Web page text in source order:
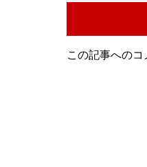
この記事へのコ